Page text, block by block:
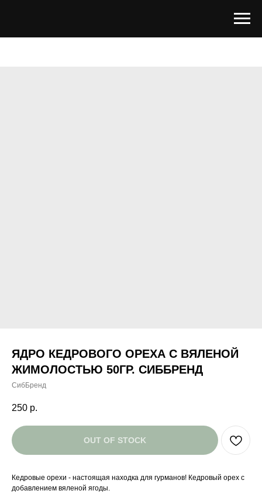
ЯДРО КЕДРОВОГО ОРЕХА С ВЯЛЕНОЙ
ЖИМОЛОСТЬЮ 50ГР. СИББРЕНД
СибБренд
250 р.
OUT OF STOCK
Кедровые орехи - настоящая находка для гурманов! Кедровый орех с
добавлением вяленой ягоды.